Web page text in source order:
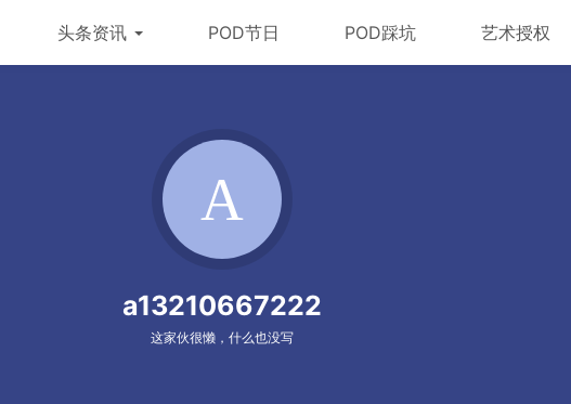
头条资讯 POD节日 POD踩坑 艺术授权
a13210667222
这家伙很懒，什么也没写